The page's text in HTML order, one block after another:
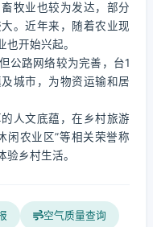
牧业也较为发达，部分
。近年来，随着农业现
开始兴起。
公路网络较为完善，台1
城市，为物资运输和居
人文底蕴，在乡村旅游
闲农业区”等相关荣誉称
乡村生活。
空气质量查询